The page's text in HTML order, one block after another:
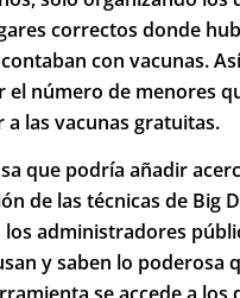
correctos donde
con vacunas.
el número de menores
a las vacunas gratuitas.
que podría añadir
de las técnicas de Big
los administradores
y saben lo poderosa